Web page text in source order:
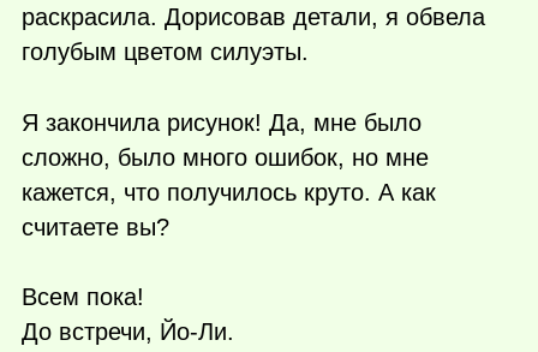
раскрасила. Дорисовав детали, я обвела
голубым цветом силуэты.
Я закончила рисунок! Да, мне было
сложно, было много ошибок, но мне
кажется, что получилось круто. А как
считаете вы?
Всем пока!
До встречи, Йо-Ли.